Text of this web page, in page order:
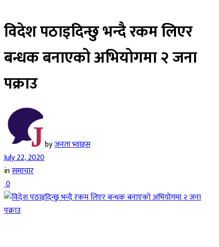
विदेश पठाइदिन्छु भन्दै रकम लिएर
बन्धक बनाएको अभियोगमा २ जना
पक्राउ
byजनता भ्वाइस
July 22, 2020
inसमाचार
0